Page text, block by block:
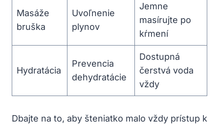
Masáže
bruška
Uvoľnenie
plynov
Jemne
masírujte po
kŕmení
Hydratácia
Prevencia
dehydratácie
Dostupná
čerstvá voda
vždy
Dbajte na to, aby šteniatko malo vždy prístup k